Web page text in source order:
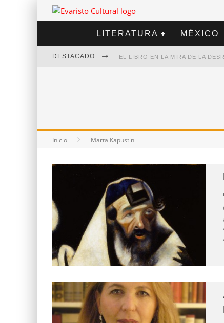
LITERATURA MÉXICO
DESTACADO EL LIBRO EN LA MIRA DE LA
Inicio Marta Kapustin